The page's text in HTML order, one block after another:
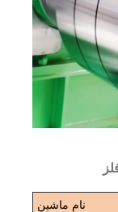
نام ماشین